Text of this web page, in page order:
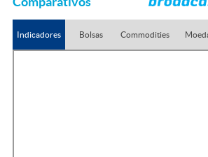
Indicadores Bolsas Commodities